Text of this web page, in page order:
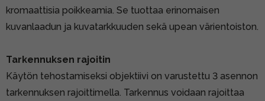
kromaattisia poikkeamia. Se tuottaa erinomaisen
kuvanlaadun ja kuvatarkkuuden sekä upean värientoiston.
Tarkennuksen rajoitin
Käytön tehostamiseksi objektiivi on varustettu 3 asennon
tarkennuksen rajoittimella. Tarkennus voidaan rajoittaa